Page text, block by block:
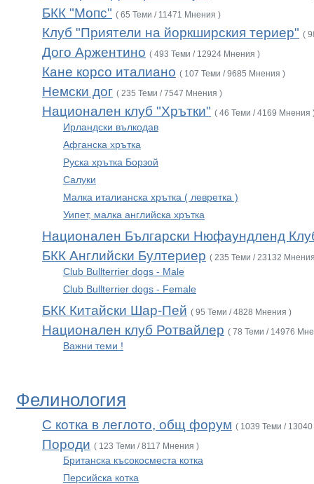
БКК "Мопс" ( 65 Теми / 11471 Мнения )
Клуб "Приятели на йоркширския териер" (
Дого Аржентино ( 493 Теми / 12924 Мнения )
Кане корсо италиано ( 107 Теми / 9685 Мнения )
Немски дог ( 235 Теми / 7547 Мнения )
Национален клуб "Хрътки" ( 46 Теми / 4169 Мнения
Ирландски вълкодав
Афганска хрътка
Руска хрътка Борзой
Салуки
Малка италианска хрътка ( левретка )
Уипет, малка английска хрътка
Национален Български Нюфаундленд
БКК Английски Бултериер ( 235 Теми / 23132
Club Bullterrier dogs - Male
Club Bullterrier dogs - Female
БКК Китайски Шар-Пей ( 95 Теми / 4828 Мнения )
Национален клуб Ротвайлер ( 78 Теми / 14976
Важни теми !
Фелинология
С котка в леглото, общ форум ( 1039 Теми /
Породи ( 123 Теми / 8117 Мнения )
Британска късокосместа котка
Персийска котка